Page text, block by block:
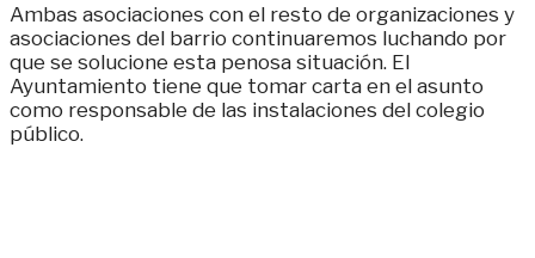
Ambas asociaciones con el resto de organizaciones y
asociaciones del barrio continuaremos luchando por
que se solucione esta penosa situación. El
Ayuntamiento tiene que tomar carta en el asunto
como responsable de las instalaciones del colegio
público.